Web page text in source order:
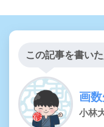
この記事を書い
画
小林